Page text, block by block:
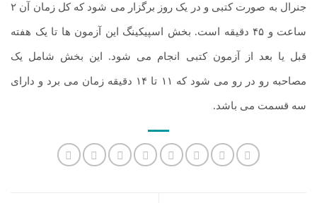
جنرال به صورت کتبی و در یک روز برگزار می شود که کل زمان آن ۲
ساعت و ۴۵ دقیقه است. بخش اسپیکینگ این آزمون ها تا یک هفته
قبل یا بعد از آزمون کتبی انجام می شود. این بخش شامل یک
مصاحبه رو در رو می شود که ۱۱ تا ۱۴ دقیقه زمان می برد و دارای
سه قسمت می ‌باشد.